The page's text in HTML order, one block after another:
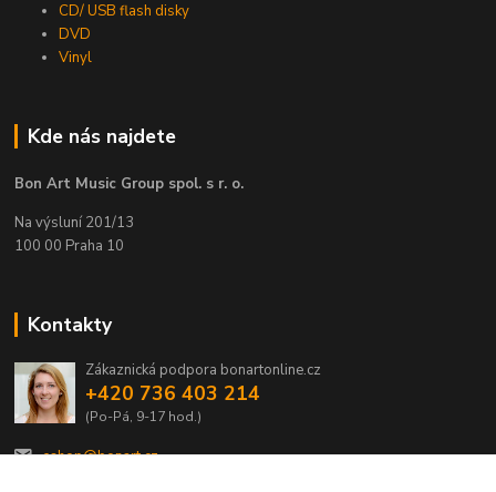
CD/ USB flash disky
DVD
Vinyl
Kde nás najdete
Bon Art Music Group spol. s r. o.
Na výsluní 201/13
100 00 Praha 10
Kontakty
Zákaznická podpora bonartonline.cz
+420 736 403 214
(Po-Pá, 9-17 hod.)
eshop@bonart.cz